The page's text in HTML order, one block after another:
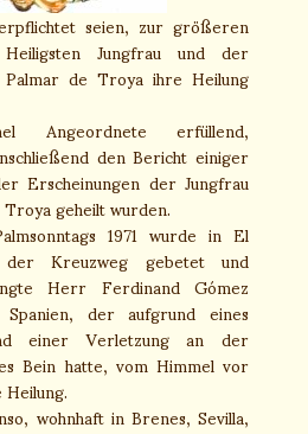
seien, zur größeren
Jungfrau und der
de Troya ihre Heilung
Angeordnete erfüllend,
den Bericht einiger
Erscheinungen der Jungfrau
geheilt wurden.
1971 wurde in El
Kreuzweg gebetet und
Herr Ferdinand Gómez
der aufgrund eines
einer Verletzung an der
Bein hatte, vom Himmel vor
wohnhaft in Brenes, Sevilla,